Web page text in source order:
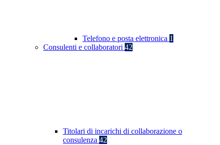
Telefono e posta elettronica 1
Consulenti e collaboratori 42
Titolari di incarichi di collaborazione o
consulenza 42